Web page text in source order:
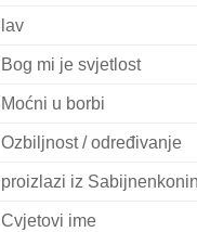
lav
Bog mi je svjetlost
Moćni u borbi
Ozbiljnost / određivanje
proizlazi iz
Cvjetovi ime